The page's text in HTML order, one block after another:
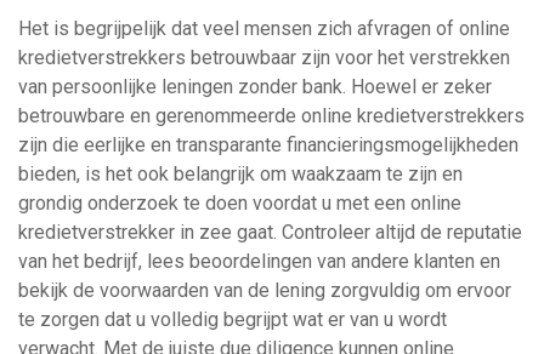
Het is begrijpelijk dat veel mensen zich afvragen of online
kredietverstrekkers betrouwbaar zijn voor het verstrekken
van persoonlijke leningen zonder bank. Hoewel er zeker
betrouwbare en gerenommeerde online kredietverstrekkers
zijn die eerlijke en transparante financieringsmogelijkheden
bieden, is het ook belangrijk om waakzaam te zijn en
grondig onderzoek te doen voordat u met een online
kredietverstrekker in zee gaat. Controleer altijd de reputatie
van het bedrijf, lees beoordelingen van andere klanten en
bekijk de voorwaarden van de lening zorgvuldig om ervoor
te zorgen dat u volledig begrijpt wat er van u wordt
verwacht. Met de juiste due diligence kunnen online